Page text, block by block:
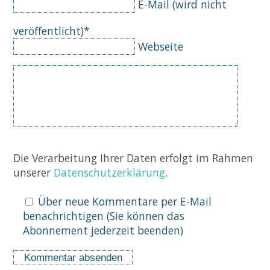
E-Mail (wird nicht
veröffentlicht)*
Webseite
Die Verarbeitung Ihrer Daten erfolgt im Rahmen
unserer Datenschutzerklärung.
Über neue Kommentare per E-Mail
benachrichtigen (Sie können das
Abonnement jederzeit beenden)